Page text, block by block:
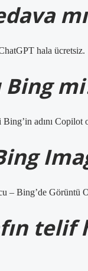
hala ücretsiz.
adını
– Bing’de Görüntü
telif